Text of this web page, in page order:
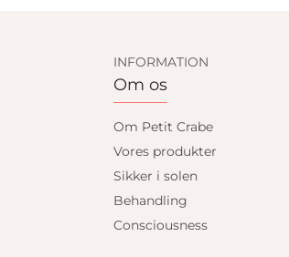
INFORMATION
Om os
Om Petit Crabe
Vores produkter
Sikker i solen
Behandling
Consciousness